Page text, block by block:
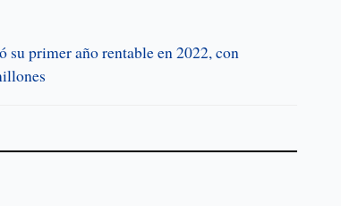
su primer año rentable en 2022, con